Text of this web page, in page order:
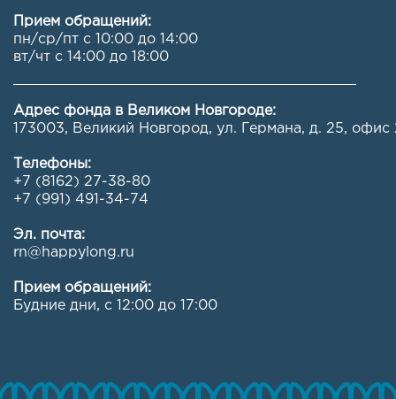
Прием обращений:
пн/ср/пт с 10:00 до 14:00
вт/чт с 14:00 до 18:00
Адрес фонда в Великом Новгороде:
173003, Великий Новгород, ул. Германа, д. 25, офис
Телефоны:
+7 (8162) 27-38-80
+7 (991) 491-34-74
Эл. почта:
rn@happylong.ru
Прием обращений:
Будние дни, с 12:00 до 17:00